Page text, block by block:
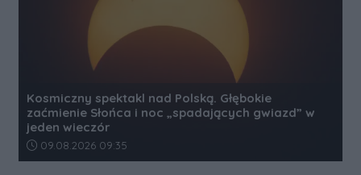
Kosmiczny spektakl nad Polską. Głębokie
zaćmienie Słońca i noc „spadających gwiazd” w
jeden wieczór
Data dodania artykułu:
09.08.2026 09:35